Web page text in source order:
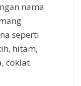
nama
seperti
hitam,
coklat